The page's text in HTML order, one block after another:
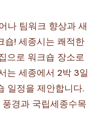
나 팀워크 향상과 새
숍! 세종시는 쾌적한
으로 워크숍 장소로
는 세종에서 2박 3일
일정을 제안합니다.
경과 국립세종수목